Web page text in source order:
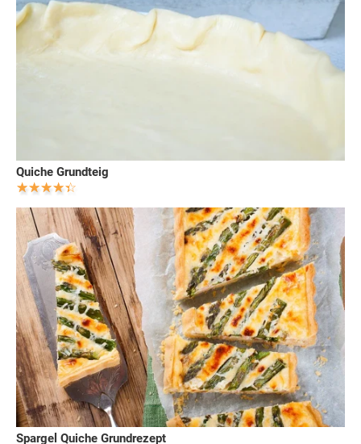
Quiche Grundteig
Spargel Quiche Grundrezept